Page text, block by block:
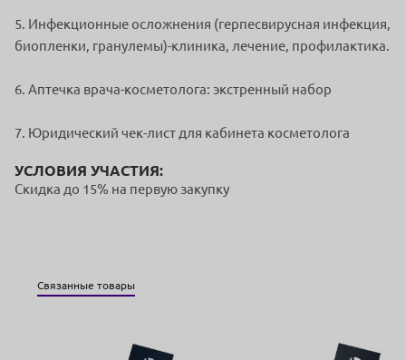
5. Инфекционные осложнения (герпесвирусная инфекция,
биопленки, гранулемы)-клиника, лечение, профилактика.
6. Аптечка врача-косметолога: экстренный набор
7. Юридический чек-лист для кабинета косметолога
УСЛОВИЯ УЧАСТИЯ:
Скидка до 15% на первую закупку
Связанные товары